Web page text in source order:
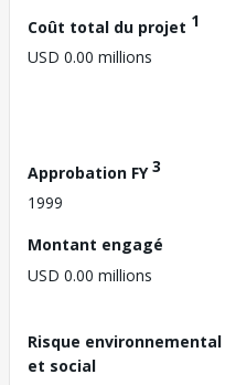
Coût total du projet 1
USD 0.00 millions
Approbation FY3
1999
Montant engagé
USD 0.00 millions
Risque environnemental
et social